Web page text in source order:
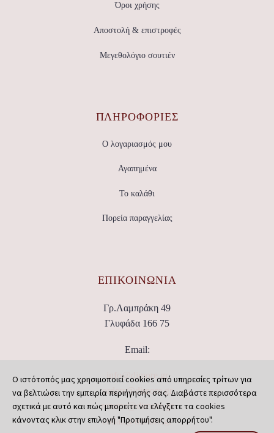
Όροι χρήσης
Αποστολή & επιστροφές
Μεγεθολόγιο σουτιέν
ΠΛΗΡΟΦΟΡΙΕΣ
Ο λογαριασμός μου
Αγαπημένα
Το καλάθι
Πορεία παραγγελίας
ΕΠΙΚΟΙΝΩΝΊΑ
Γρ.Λαμπράκη 49
Γλυφάδα 166 75
Email:
info@dimore.gr
orders@dimore.gr
returns@dimore.gr
collab@dimore.gr
Ο ιστότοπός μας χρησιμοποιεί cookies από υπηρεσίες τρίτων για
να βελτιώσει την εμπειρία περιήγησής σας. Διαβάστε περισσότερα
σχετικά με αυτό και πώς μπορείτε να ελέγξετε τα cookies
κάνοντας κλικ στην επιλογή "Προτιμήσεις απορρήτου".